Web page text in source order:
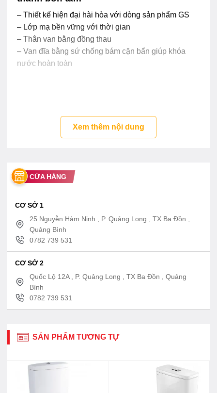
– Thiết kế hiện đại hài hòa với dòng sản phẩm GS
– Lớp mạ bền vững với thời gian
– Thân van bằng đồng thau
– Van đĩa bằng sứ chống bám cặn bẩn giúp khóa
nước hoàn toàn
Xem thêm nội dung
CỬA HÀNG
CƠ SỞ 1
25 Nguyễn Hàm Ninh , P. Quảng Long , TX Ba Đồn ,
Quảng Bình
0782 739 531
CƠ SỞ 2
Quốc Lộ 12A , P. Quảng Long , TX Ba Đồn , Quảng
Bình
0782 739 531
SẢN PHẨM TƯƠNG TỰ